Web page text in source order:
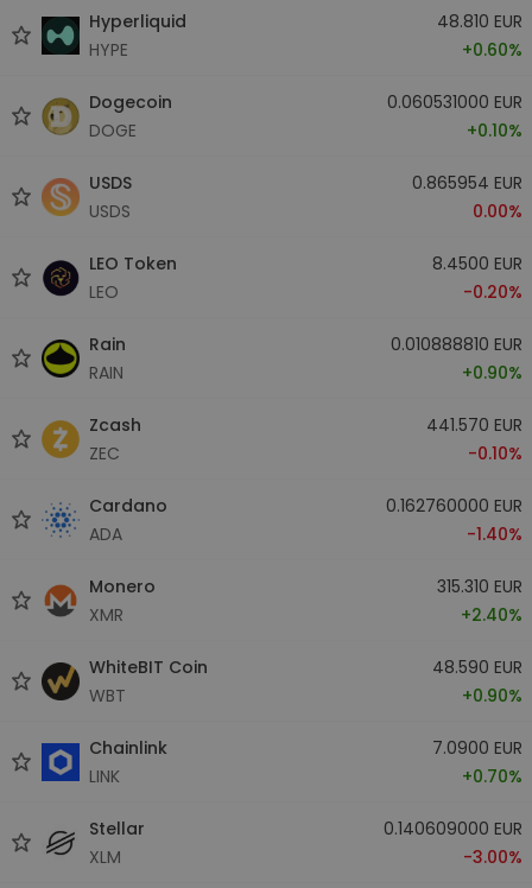
Hyperliquid
HYPE
48.810 EUR
+0.60%
Dogecoin
DOGE
0.060531000 EUR
+0.10%
USDS
USDS
0.865954 EUR
0.00%
LEO Token
LEO
8.4500 EUR
-0.20%
Rain
RAIN
0.010888810 EUR
+0.90%
Zcash
ZEC
441.570 EUR
-0.10%
Cardano
ADA
0.162760000 EUR
-1.40%
Monero
XMR
315.310 EUR
+2.40%
WhiteBIT Coin
WBT
48.590 EUR
+0.90%
Chainlink
LINK
7.0900 EUR
+0.70%
Stellar
XLM
0.140609000 EUR
-3.00%